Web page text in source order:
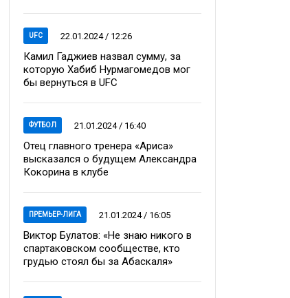
UFC 22.01.2024 / 12:26
Камил Гаджиев назвал сумму, за
которую Хабиб Нурмагомедов мог
бы вернуться в UFC
ФУТБОЛ 21.01.2024 / 16:40
Отец главного тренера «Ариса»
высказался о будущем Александра
Кокорина в клубе
ПРЕМЬЕР-ЛИГА 21.01.2024 / 16:05
Виктор Булатов: «Не знаю никого в
спартаковском сообществе, кто
грудью стоял бы за Абаскаля»